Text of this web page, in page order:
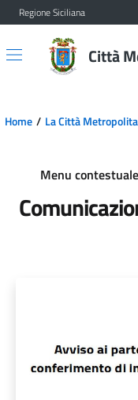
Vai al contenuto
Vai al menu principale
Regione Siciliana
Città
Home La Città
Menu contestuale